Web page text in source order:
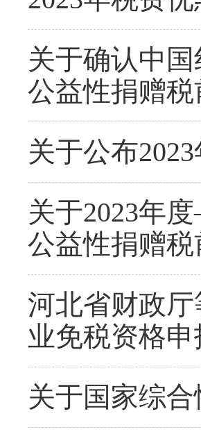
关于确认中
公益性捐赠
关于公布
关于2023年
公益性捐赠
河北省财政
业免税资格
关于国家综